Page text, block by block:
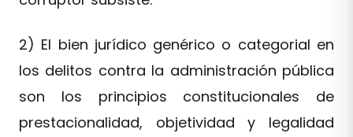
2) El bien jurídico genérico o categorial en
los delitos contra la administración pública
son los principios constitucionales de
prestacionalidad, objetividad y legalidad